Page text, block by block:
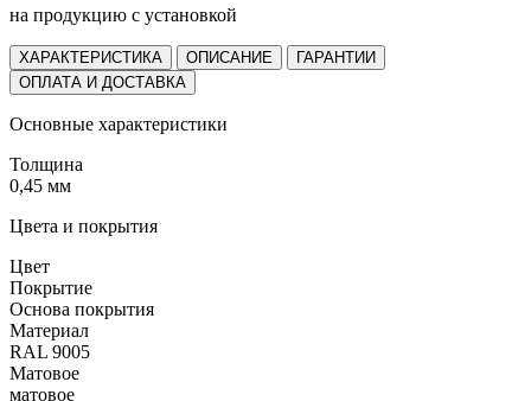
на продукцию с установкой
ХАРАКТЕРИСТИКА ОПИСАНИЕ
ГАРАНТИИ
ОПЛАТА И ДОСТАВКА
Основные характеристики
Толщина
0,45 мм
Цвета и покрытия
Цвет
Покрытие
Основа покрытия
Материал
RAL 9005
Матовое
матовое